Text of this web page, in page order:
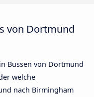
von Dortmund
Bussen von Dortmund
welche
nach Birmingham